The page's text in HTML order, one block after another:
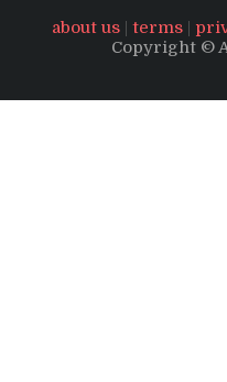
about us| terms|
Copyright ©